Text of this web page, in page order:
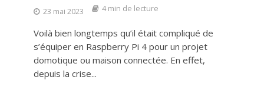
23 mai 2023 4 min de lecture
Voilà bien longtemps qu’il était compliqué de
s’équiper en Raspberry Pi 4 pour un projet
domotique ou maison connectée. En effet,
depuis la crise...